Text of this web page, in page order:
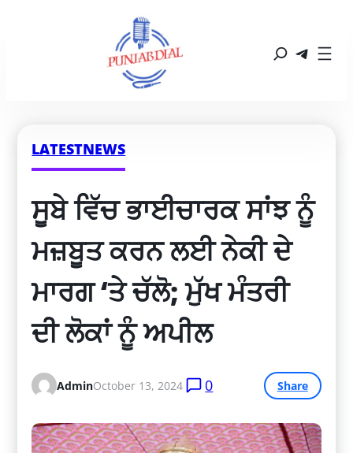
LATESTNEWS
ਸੂਬੇ ਵਿੱਚ ਭਾਈਚਾਰਕ ਸਾਂਝ ਨੂੰ
ਮਜ਼ਬੂਤ ​​ਕਰਨ ਲਈ ਨੇਕੀ ਦੇ
ਮਾਰਗ ‘ਤੇ ਚੱਲੋ; ਮੁੱਖ ਮੰਤਰੀ
ਦੀ ਲੋਕਾਂ ਨੂੰ ਅਪੀਲ
AdminOctober 13, 2024 0 Share